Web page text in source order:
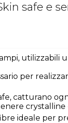
safe e
utilizzabili
per
catturano
ideale per